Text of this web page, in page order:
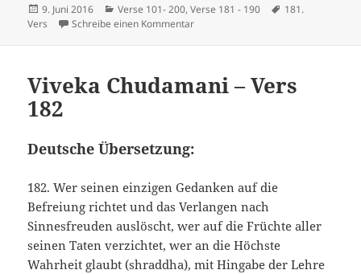
Veröffentlicht
am
9. Juni 2016 Kategorien
Verse 101- 200,Verse 181 - 190 Schlagwörter
181.
Vers
Schreibe einen Kommentarzu Viveka Chudamani – Vers 181
Viveka Chudamani – Vers
182
Deutsche Übersetzung:
182. Wer seinen einzigen Gedanken auf die
Befreiung richtet und das Verlangen nach
Sinnesfreuden auslöscht, wer auf die Früchte aller
seinen Taten verzichtet, wer an die Höchste
Wahrheit glaubt (shraddha), mit Hingabe der Lehre